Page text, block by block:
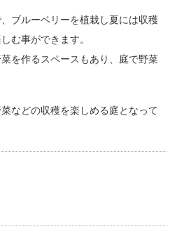
ブルーベリーを植栽し夏には収穫
む事ができます。
を作るスペースもあり、庭で野菜
などの収穫を楽しめる庭となって